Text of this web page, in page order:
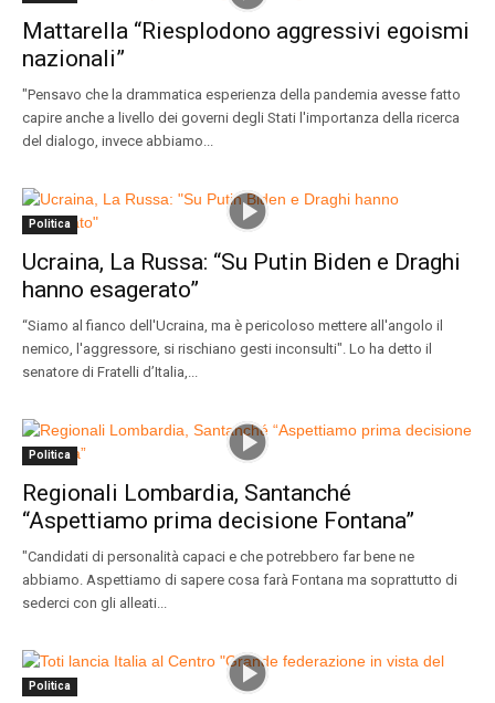
Mattarella “Riesplodono aggressivi egoismi
nazionali”
"Pensavo che la drammatica esperienza della pandemia avesse fatto
capire anche a livello dei governi degli Stati l'importanza della ricerca
del dialogo, invece abbiamo...
Politica
Ucraina, La Russa: “Su Putin Biden e Draghi
hanno esagerato”
“Siamo al fianco dell'Ucraina, ma è pericoloso mettere all'angolo il
nemico, l'aggressore, si rischiano gesti inconsulti". Lo ha detto il
senatore di Fratelli d’Italia,...
Politica
Regionali Lombardia, Santanché
“Aspettiamo prima decisione Fontana”
"Candidati di personalità capaci e che potrebbero far bene ne
abbiamo. Aspettiamo di sapere cosa farà Fontana ma soprattutto di
sederci con gli alleati...
Politica